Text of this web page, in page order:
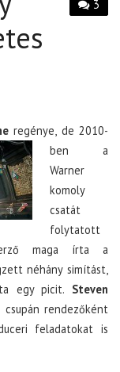
3
regénye, de 2010-
ben a
Warner
komoly
csatát
folytatott
maga írta a
néhány simítást,
egy picit. Steven
rendezőként
feladatokat is